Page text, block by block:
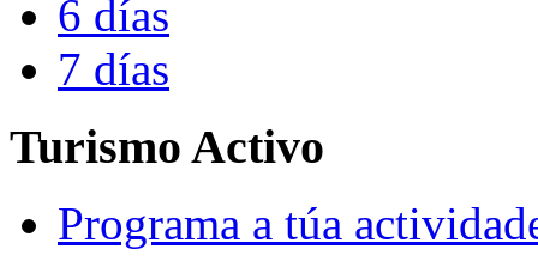
6 días
7 días
Turismo Activo
Programa a túa